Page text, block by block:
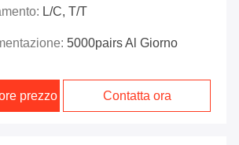
L/C, T/T
5000pairs Al Giorno
prezzo Contatta ora